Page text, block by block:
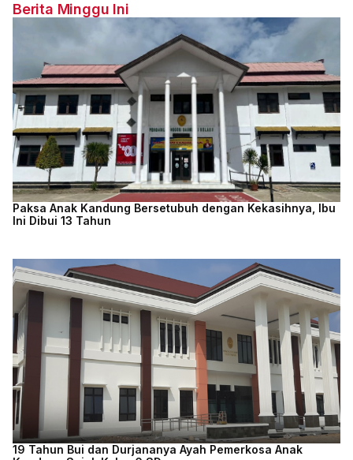
Berita Minggu Ini
Paksa Anak Kandung Bersetubuh dengan Kekasihnya, Ibu
Ini Dibui 13 Tahun
19 Tahun Bui dan Durjananya Ayah Pemerkosa Anak